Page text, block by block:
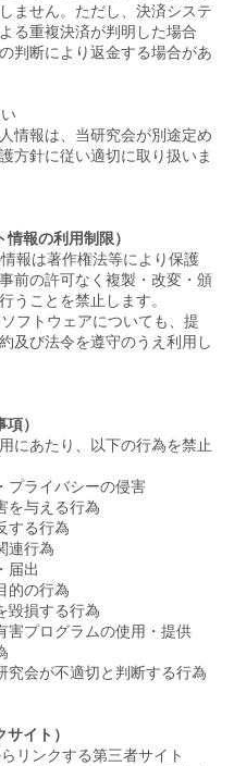
ません。ただし、決済システ
る重複決済が判明した場合
判断により返金する場合があ
情報は、当研究会が別途定め
方針に従い適切に取り扱いま
報の利用制限）
報は著作権法等により保護
前の許可なく複製・改変・頒
うことを禁止します。
フトウェアについても、提
及び法令を遵守のうえ利用し
）
にあたり、以下の行為を禁止
プライバシーの侵害
を与える行為
する行為
連行為
届出
的の行為
毀損する行為
害プログラムの使用・提供
究会が不適切と判断する行為
イト）
リンクする第三者サイト